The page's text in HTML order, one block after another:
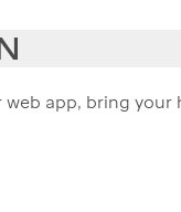
app, bring